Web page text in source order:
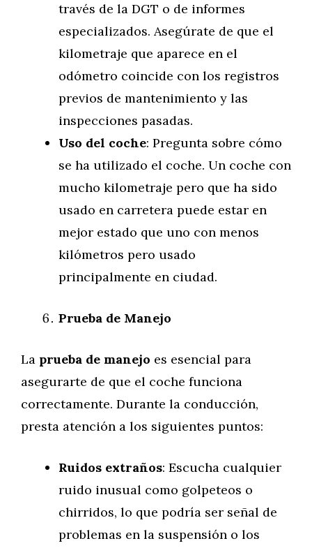
través de la DGT o de informes
especializados. Asegúrate de que el
kilometraje que aparece en el
odómetro coincide con los registros
previos de mantenimiento y las
inspecciones pasadas.
Uso del coche: Pregunta sobre cómo
se ha utilizado el coche. Un coche con
mucho kilometraje pero que ha sido
usado en carretera puede estar en
mejor estado que uno con menos
kilómetros pero usado
principalmente en ciudad.
Prueba de Manejo
La prueba de manejo es esencial para
asegurarte de que el coche funciona
correctamente. Durante la conducción,
presta atención a los siguientes puntos:
Ruidos extraños: Escucha cualquier
ruido inusual como golpeteos o
chirridos, lo que podría ser señal de
problemas en la suspensión o los